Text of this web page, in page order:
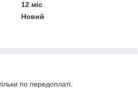
12 міс
Новий
по передоплаті.